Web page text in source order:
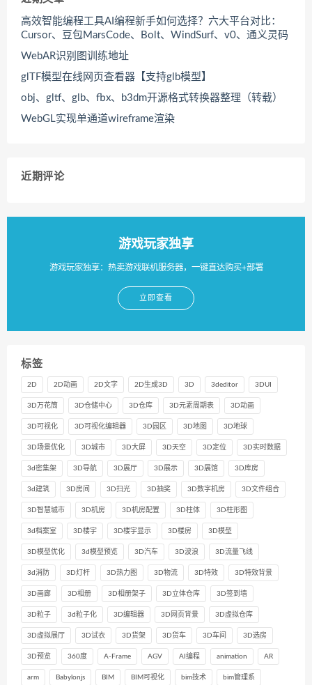
高效智能编程工具AI编程新手如何选择？六大平台对比：
Cursor、豆包MarsCode、Bolt、WindSurf、v0、通义灵码
WebAR识别图训练地址
glTF模型在线网页查看器【支持glb模型】
obj、gltf、glb、fbx、b3dm开源格式转换器整理（转载）
WebGL实现单通道wireframe渲染
近期评论
游戏玩家独享
游戏玩家独享：热卖游戏联机服务器，一键直达购买+部署
立即查看
标签
2D 2D动画 2D文字 2D生成3D 3D 3deditor 3DUI
3D万花筒 3D仓储中心 3D仓库 3D元素周期表 3D动画
3D可视化 3D可视化编辑器 3D园区 3D地图 3D地球
3D场景优化 3D城市 3D大屏 3D天空 3D定位 3D实时数据
3d密集架 3D导航 3D展厅 3D展示 3D展馆 3D库房
3d建筑 3D房间 3D扫光 3D抽奖 3D数字机房 3D文件组合
3D智慧城市 3D机房 3D机房配置 3D柱体 3D柱形图
3d档案室 3D楼宇 3D楼宇显示 3D楼房 3D模型
3D模型优化 3d模型预览 3D汽车 3D波浪 3D流量飞线
3d消防 3D灯杆 3D热力图 3D物流 3D特效 3D特效背景
3D画廊 3D相册 3D相册架子 3D立体仓库 3D签到墙
3D粒子 3d粒子化 3D编辑器 3D网页背景 3D虚拟仓库
3D虚拟展厅 3D试衣 3D货架 3D货车 3D车间 3D选房
3D预览 360度 A-Frame AGV AI编程 animation AR
arm Babylonjs BIM BIM可视化 bim技术 bim管理系